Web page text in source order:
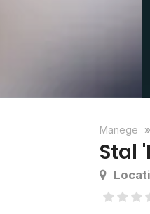
Manege
Stal